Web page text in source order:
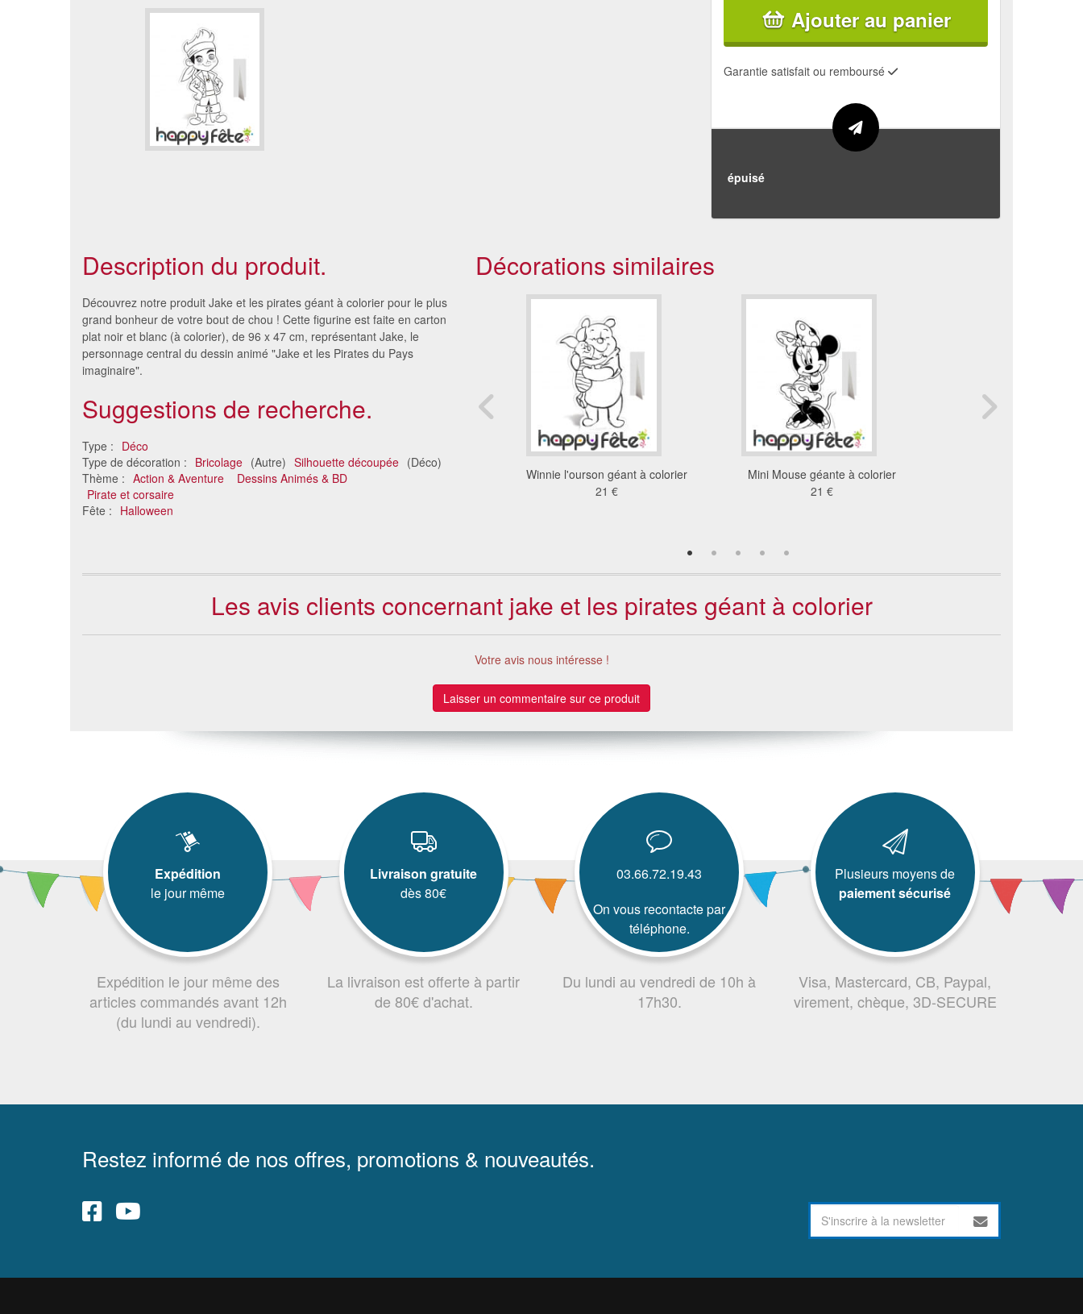
Ajouter au panier
Garantie satisfait ou remboursé
épuisé
Description du produit.
Découvrez notre produit Jake et les pirates géant à colorier pour le plus
grand bonheur de votre bout de chou ! Cette figurine est faite en carton
plat noir et blanc (à colorier), de 96 x 47 cm, représentant Jake, le
personnage central du dessin animé "Jake et les Pirates du Pays
imaginaire".
Suggestions de recherche.
Type : Déco
Type de décoration : Bricolage (Autre) Silhouette découpée (Déco)
Thème : Action & Aventure
Dessins Animés & BD
Pirate et corsaire
Fête : Halloween
Décorations similaires
Silhouette des Tortues Ninja à
colorier
58 €
Olaf géant à colorier, en carton
Winnie l'ourson géant à colorier
21 €
Mini Mouse géante à colorier
21 €
Les avis clients concernant jake et les pirates géant à colorier
Votre avis nous intéresse !
Laisser un commentaire sur ce produit
Expédition
le jour même
Expédition le jour même des
articles commandés avant 12h
(du lundi au vendredi).
Livraison gratuite
dès 80€
La livraison est offerte à partir
de 80€ d'achat.
03.66.72.19.43
On vous recontacte par
téléphone.
Du lundi au vendredi de 10h à
17h30.
Plusieurs moyens de
paiement sécurisé
Visa, Mastercard, CB, Paypal,
virement, chèque, 3D-SECURE
Restez informé de nos offres, promotions & nouveautés.